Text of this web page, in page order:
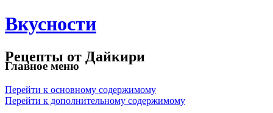
Вкусности
Рецепты от Дайкири
Главное меню
Перейти к основному содержимому
Перейти к дополнительному содержимому